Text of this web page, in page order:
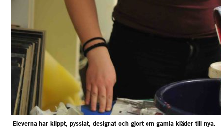
Eleverna har klippt, pysslat, designat och gjort om gamla kläder till nya.